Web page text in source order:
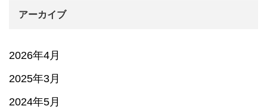
アーカイブ
2026年4月
2025年3月
2024年5月